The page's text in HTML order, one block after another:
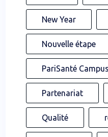
New Year
Nouvelle étape
PariSanté Campus
Partenariat
Qualité